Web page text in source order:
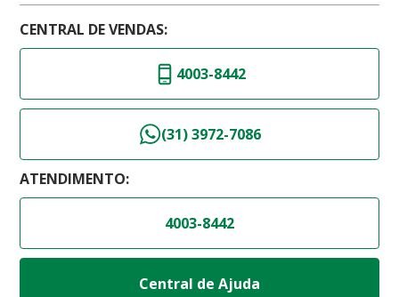
CENTRAL DE VENDAS:
4003-8442
(31) 3972-7086
ATENDIMENTO:
4003-8442
Central de Ajuda